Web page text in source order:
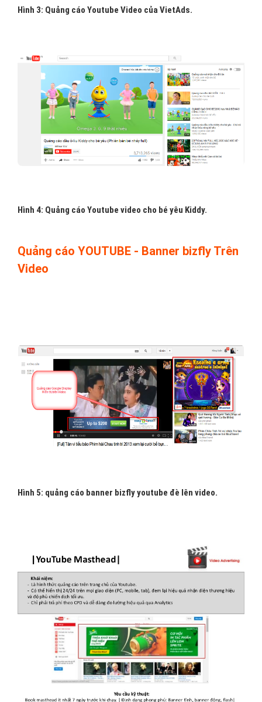
Hình 3: Quảng cáo Youtube Video của VietAds.
Hình 4: Quảng cáo Youtube video cho bé yêu Kiddy.
Quảng cáo YOUTUBE - Banner bizfly Trên
Video
Hình 5: quảng cáo banner bizfly youtube đè lên video.